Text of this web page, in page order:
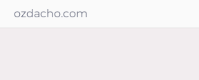
ozdacho.com